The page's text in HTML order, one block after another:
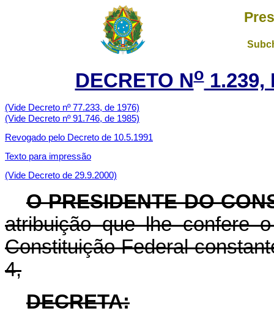
DECRETO No1.239,
(Vide Decreto nº 77.233, de 1976)
(Vide Decreto nº 91.746, de 1985)
Revogado pelo Decreto de 10.5.1991
Texto para impressão
(Vide Decreto de 29.9.2000)
O PRESIDENTE DO
atribuição que lhe confere
Constituição Federal
4,
DECRETA: